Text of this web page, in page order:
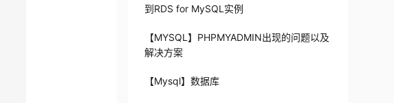
到RDS for MySQL实例
【MYSQL】PHPMYADMIN出现的问题以及
解决方案
【Mysql】数据库